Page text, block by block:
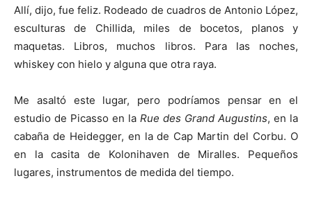
Allí, dijo, fue feliz. Rodeado de cuadros de Antonio López,
esculturas de Chillida, miles de bocetos, planos y
maquetas. Libros, muchos libros. Para las noches,
whiskey con hielo y alguna que otra raya.
Me asaltó este lugar, pero podríamos pensar en el
estudio de Picasso en la Rue des Grand Augustins, en la
cabaña de Heidegger, en la de Cap Martin del Corbu. O
en la casita de Kolonihaven de Miralles. Pequeños
lugares, instrumentos de medida del tiempo.